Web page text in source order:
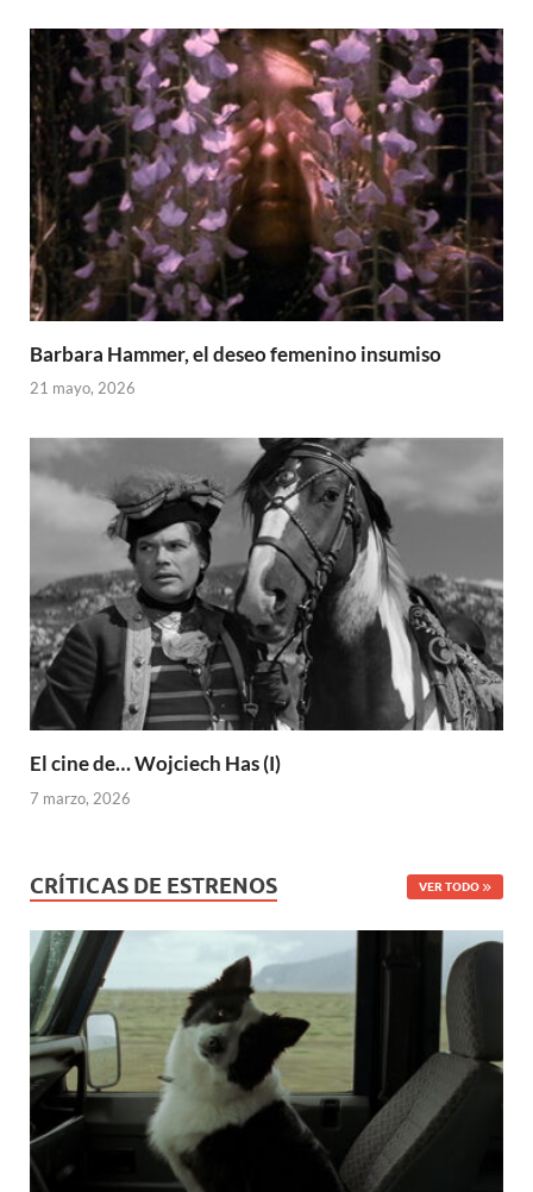
Barbara Hammer, el deseo femenino insumiso
21 mayo, 2026
El cine de… Wojciech Has (I)
7 marzo, 2026
CRÍTICAS DE ESTRENOS VER TODO